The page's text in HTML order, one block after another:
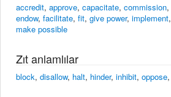
accredit, approve, capacitate, commission,
endow, facilitate, fit, give power, implement,
make possible
Zıt anlamlılar
block, disallow, halt, hinder, inhibit, oppose,